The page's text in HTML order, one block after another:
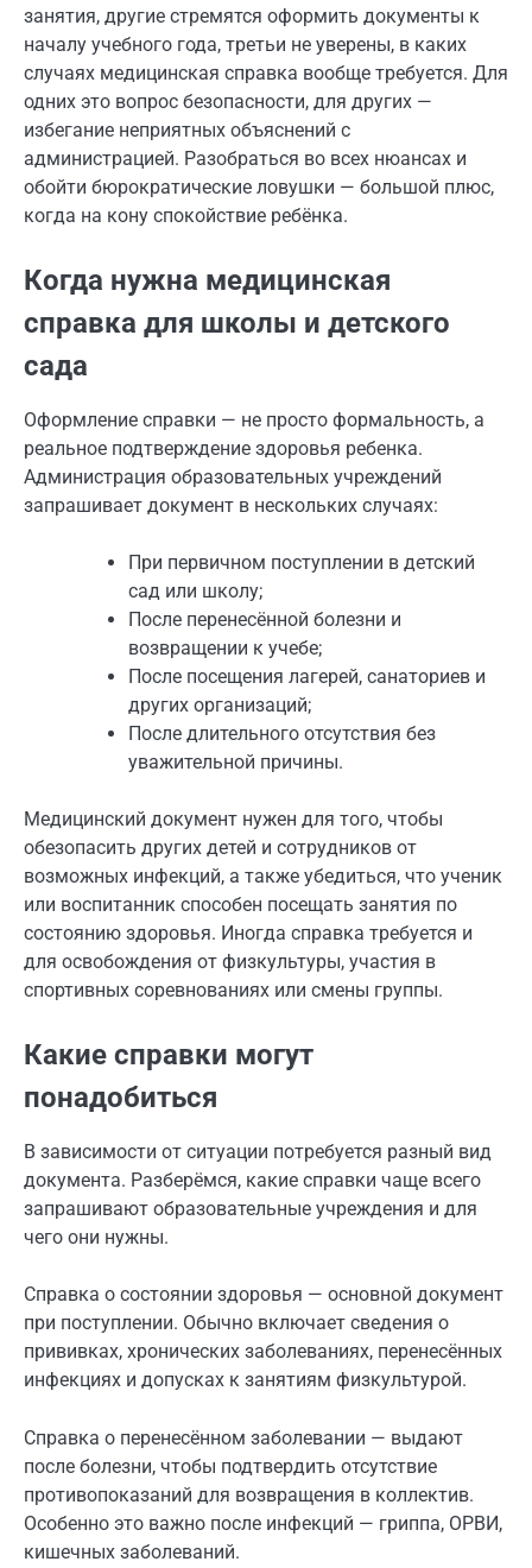
занятия, другие стремятся оформить документы к
началу учебного года, третьи не уверены, в каких
случаях медицинская справка вообще требуется. Для
одних это вопрос безопасности, для других —
избегание неприятных объяснений с
администрацией. Разобраться во всех нюансах и
обойти бюрократические ловушки — большой плюс,
когда на кону спокойствие ребёнка.
Когда нужна медицинская
справка для школы и детского
сада
Оформление справки — не просто формальность, а
реальное подтверждение здоровья ребенка.
Администрация образовательных учреждений
запрашивает документ в нескольких случаях:
При первичном поступлении в детский
сад или школу;
После перенесённой болезни и
возвращении к учебе;
После посещения лагерей, санаториев и
других организаций;
После длительного отсутствия без
уважительной причины.
Медицинский документ нужен для того, чтобы
обезопасить других детей и сотрудников от
возможных инфекций, а также убедиться, что ученик
или воспитанник способен посещать занятия по
состоянию здоровья. Иногда справка требуется и
для освобождения от физкультуры, участия в
спортивных соревнованиях или смены группы.
Какие справки могут
понадобиться
В зависимости от ситуации потребуется разный вид
документа. Разберёмся, какие справки чаще всего
запрашивают образовательные учреждения и для
чего они нужны.
Справка о состоянии здоровья — основной документ
при поступлении. Обычно включает сведения о
прививках, хронических заболеваниях, перенесённых
инфекциях и допусках к занятиям физкультурой.
Справка о перенесённом заболевании — выдают
после болезни, чтобы подтвердить отсутствие
противопоказаний для возвращения в коллектив.
Особенно это важно после инфекций — гриппа, ОРВИ,
кишечных заболеваний.